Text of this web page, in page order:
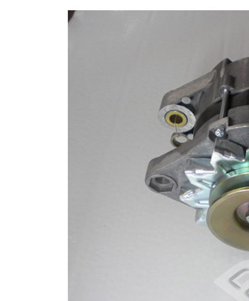
Catarg Motostivuitor
Piese Punte Față Motostivuitor
Sistem Alimentare Balkancar